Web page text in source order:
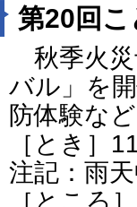
第20回
秋季火災
バル」を
防体験な
［とき］
注記：雨天
［ところ